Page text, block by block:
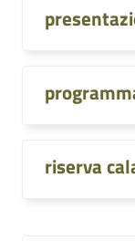
riserva